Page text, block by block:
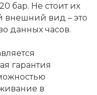
бар. Не стоит их
внешний вид – это
данных часов.
гарантия
в